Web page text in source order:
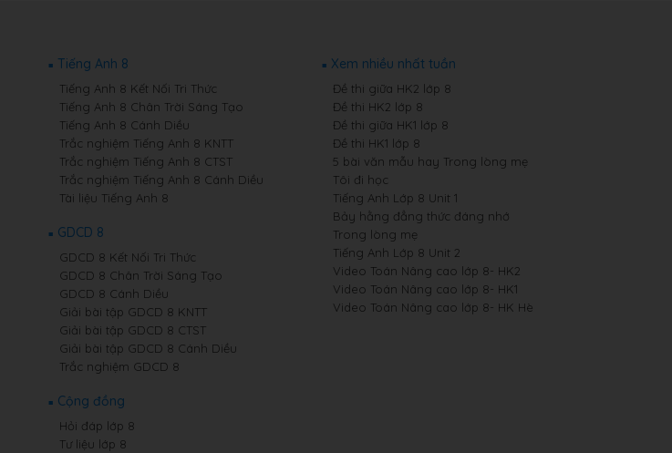
Tiếng Anh 8
Tiếng Anh 8 Kết Nối Tri Thức
Tiếng Anh 8 Chân Trời Sáng Tạo
Tiếng Anh 8 Cánh Diều
Trắc nghiệm Tiếng Anh 8 KNTT
Trắc nghiệm Tiếng Anh 8 CTST
Trắc nghiệm Tiếng Anh 8 Cánh Diều
Tài liệu Tiếng Anh 8
GDCD 8
GDCD 8 Kết Nối Tri Thức
GDCD 8 Chân Trời Sáng Tạo
GDCD 8 Cánh Diều
Giải bài tập GDCD 8 KNTT
Giải bài tập GDCD 8 CTST
Giải bài tập GDCD 8 Cánh Diều
Trắc nghiệm GDCD 8
Cộng đồng
Hỏi đáp lớp 8
Tư liệu lớp 8
Xem nhiều nhất tuần
Đề thi giữa HK2 lớp 8
Đề thi HK2 lớp 8
Đề thi giữa HK1 lớp 8
Đề thi HK1 lớp 8
5 bài văn mẫu hay Trong lòng mẹ
Tôi đi học
Tiếng Anh Lớp 8 Unit 1
Bảy hằng đẳng thức đáng nhớ
Trong lòng mẹ
Tiếng Anh Lớp 8 Unit 2
Video Toán Nâng cao lớp 8- HK2
Video Toán Nâng cao lớp 8- HK1
Video Toán Nâng cao lớp 8- HK Hè